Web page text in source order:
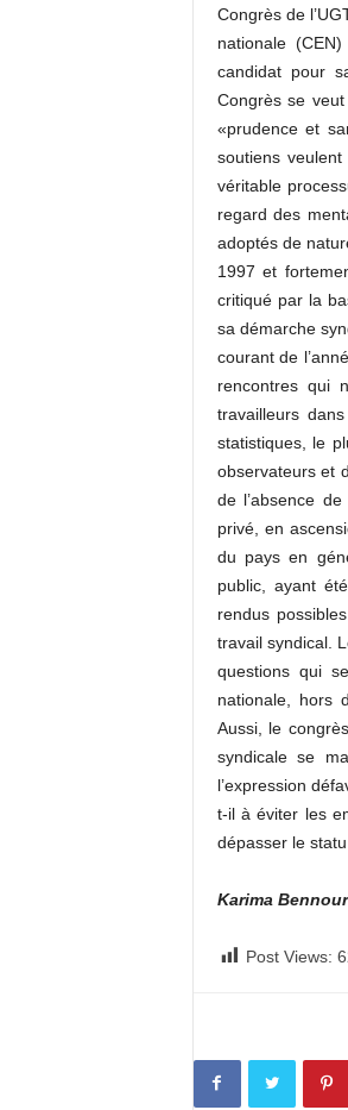
Congrès de
nationale
candidat pour
Congrès se
«prudence et
soutiens
véritable
regard des
adoptés de
1997 et
critiqué par la
sa démarche
courant de
rencontres qui
travailleurs
statistiques, le
observateurs et
de l’absence
privé, en
du pays en
public, ayant
rendus
travail syndical.
questions qui
nationale, hors
Aussi, le
syndicale se
l’expression
t-il à éviter les
dépasser le
Karima Bennour
Post Views: